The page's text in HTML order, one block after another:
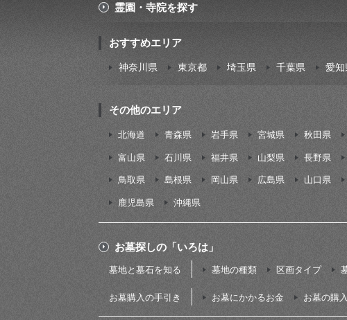
霊園・寺院を探す
おすすめエリア
神奈川県 東京都 埼玉県 千葉県 愛知
その他のエリア
北海道 青森県 岩手県 宮城県 秋田県
富山県 石川県 福井県 山梨県 長野県
鳥取県 島根県 岡山県 広島県 山口県
鹿児島県 沖縄県
お墓探しの「いろは」
墓地と墓石を知る 墓地の種類 区画タイプ
お墓購入の手引き お墓にかかるお金 お墓の購